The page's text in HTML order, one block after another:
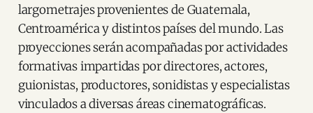
largometrajes provenientes de Guatemala,
Centroamérica y distintos países del mundo. Las
proyecciones serán acompañadas por actividades
formativas impartidas por directores, actores,
guionistas, productores, sonidistas y especialistas
vinculados a diversas áreas cinematográficas.